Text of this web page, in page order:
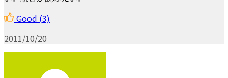
Good (3)
2011/10/20